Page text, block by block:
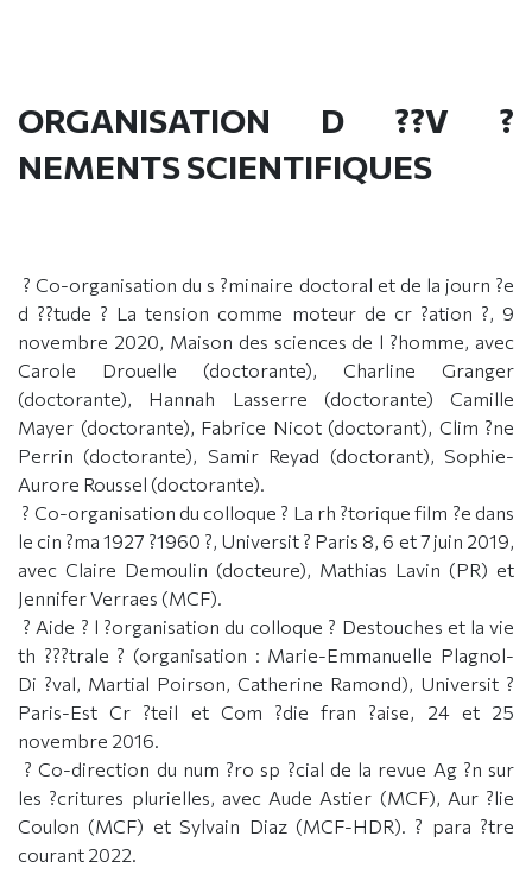
ORGANISATION D ??V ?
NEMENTS SCIENTIFIQUES
? Co-organisation du s ?minaire doctoral et de la journ ?e
d ??tude ? La tension comme moteur de cr ?ation ?, 9
novembre 2020, Maison des sciences de l ?homme, avec
Carole Drouelle (doctorante), Charline Granger
(doctorante), Hannah Lasserre (doctorante) Camille
Mayer (doctorante), Fabrice Nicot (doctorant), Clim ?ne
Perrin (doctorante), Samir Reyad (doctorant), Sophie-
Aurore Roussel (doctorante).
? Co-organisation du colloque ? La rh ?torique film ?e dans
le cin ?ma 1927 ?1960 ?, Universit ? Paris 8, 6 et 7 juin 2019,
avec Claire Demoulin (docteure), Mathias Lavin (PR) et
Jennifer Verraes (MCF).
? Aide ? l ?organisation du colloque ? Destouches et la vie
th ???trale ? (organisation : Marie-Emmanuelle Plagnol-
Di ?val, Martial Poirson, Catherine Ramond), Universit ?
Paris-Est Cr ?teil et Com ?die fran ?aise, 24 et 25
novembre 2016.
? Co-direction du num ?ro sp ?cial de la revue Ag ?n sur
les ?critures plurielles, avec Aude Astier (MCF), Aur ?lie
Coulon (MCF) et Sylvain Diaz (MCF-HDR). ? para ?tre
courant 2022.